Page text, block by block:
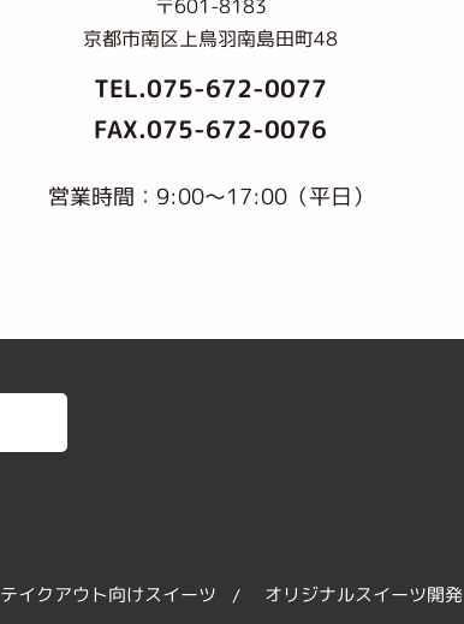
〒601-8183
京都市南区上鳥羽南島田町48
TEL.075-672-0077
FAX.075-672-0076
営業時間：9:00〜17:00（平日）
テイクアウト向けスイーツ オリジナルスイーツ開発